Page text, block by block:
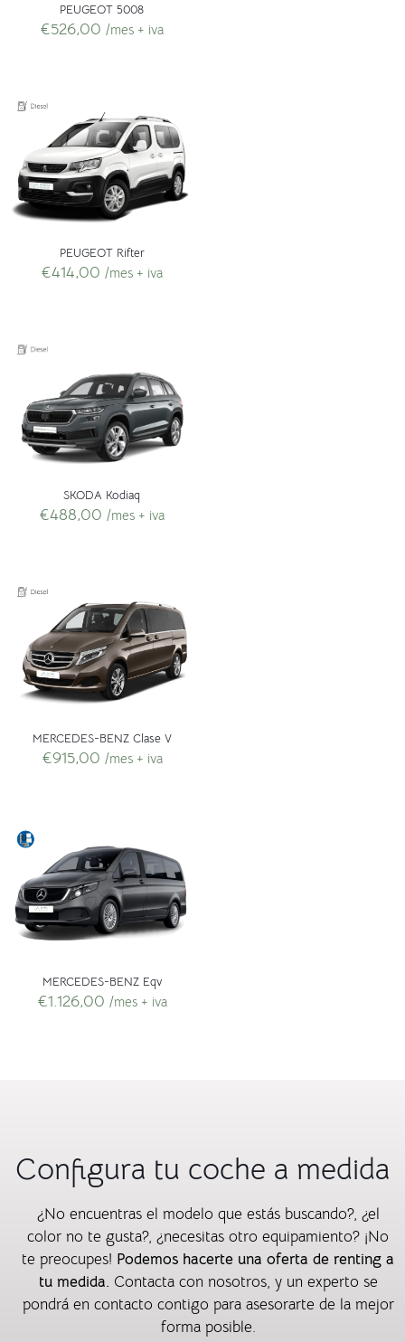
PEUGEOT 5008
€526,00 /mes + iva
PEUGEOT Rifter
€414,00 /mes + iva
SKODA Kodiaq
€488,00 /mes + iva
MERCEDES-BENZ Clase V
€915,00 /mes + iva
MERCEDES-BENZ Eqv
€1.126,00 /mes + iva
Configura tu coche a medida
¿No encuentras el modelo que estás buscando?, ¿el
color no te gusta?, ¿necesitas otro equipamiento? ¡No
te preocupes! Podemos hacerte una oferta de renting a
tu medida. Contacta con nosotros, y un experto se
pondrá en contacto contigo para asesorarte de la mejor
forma posible.